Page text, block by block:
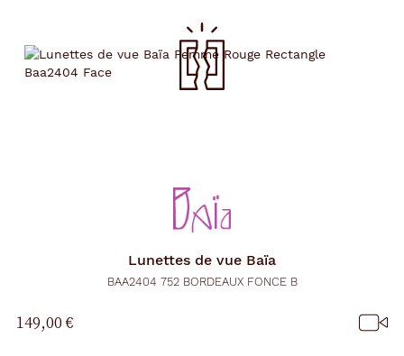
Lunettes de vue Baïa
BAA2404 752 BORDEAUX FONCE B
149,00 €